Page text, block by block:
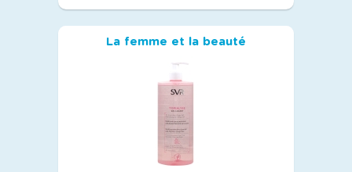
La femme et la beauté